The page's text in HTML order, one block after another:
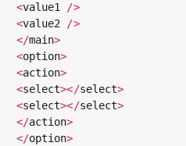
<value1 />
<value2 />
</main>
<option>
<action>
<select></select>
<select></select>
</action>
</option>